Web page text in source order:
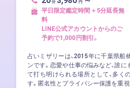
分 円
平日限定鑑定時間＋5分延長無
料
LINE公式アカウントからのご
予約で1,000円割引。
占いミザリーは、2015年に千葉県船
ンです。恋愛や仕事の悩みなど、誰
て打ち明けられる場所として、多く
す。匿名性とプライバシー保護を重